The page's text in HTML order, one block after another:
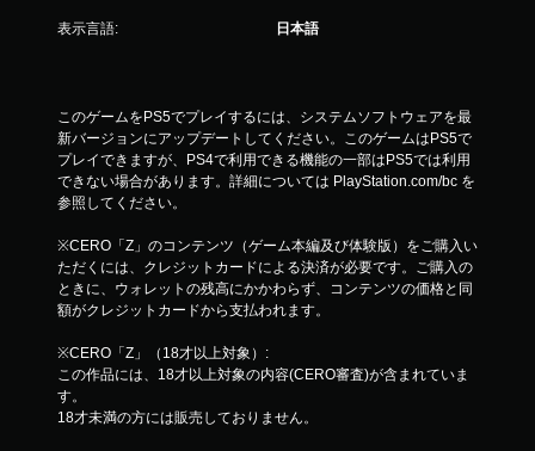
表示言語: 日本語
このゲームをPS5でプレイするには、システムソフトウェアを最
新バージョンにアップデートしてください。このゲームはPS5で
プレイできますが、PS4で利用できる機能の一部はPS5では利用
できない場合があります。詳細については PlayStation.com/bc を
参照してください。
※CERO「Z」のコンテンツ（ゲーム本編及び体験版）をご購入い
ただくには、クレジットカードによる決済が必要です。ご購入の
ときに、ウォレットの残高にかかわらず、コンテンツの価格と同
額がクレジットカードから支払われます。
※CERO「Z」（18才以上対象）:
この作品には、18才以上対象の内容(CERO審査)が含まれていま
す。
18才未満の方には販売しておりません。